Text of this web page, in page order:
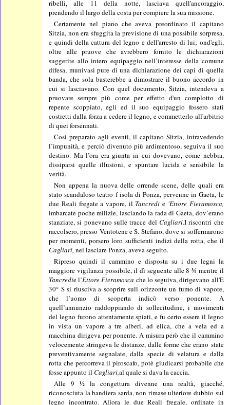
ribelli, alle 11 della notte, lasciava quell'ancoraggio,
prendendo il largo della costa per compiere la sua missione.
Certamente nel piano che aveva preordinato il capitano
Sitzia, non era sfuggita la previsione di una possibile sorpresa,
e quindi della cattura del legno e dell'arresto di lui; ond'egli,
oltre alle pruove che avrebbero fornito le dichiarazioni
suggerite allo intero equipaggio nell’interesse della comune
difesa, munivasi pure di una dichiarazione dei capi di quella
banda, che sola basterebbe a dimostrare il buono accordo in
cui si lasciavano. Con quel documento, Sitzia, intendeva a
pruovare sempre più come per effetto d'un complotto di
repente scoppiato, egli ed il suo equipaggio fossero stati
costretti dalla forza a cedere il legno, e commetterlo all'arbitrio
di quei forsennati.
Così preparato agli eventi, il capitano Sitzia, intravedendo
l’impunità, e perciò divenuto più ardimentoso, seguiva il suo
destino. Ma l’ora era giunta in cui dovevano, come nebbia,
dissiparsi quelle illusioni, e spuntare lucida e sensibile la
verità.
Non appena la nuova delle orrende scene, delle quali era
stato scandaloso teatro f isola di Ponza, pervenne in Gaeta, le
due Reali fregate a vapore, il Tancredi e 'Ettore Fieramosca,
imbarcate poche milizie, lasciando la rada di Gaeta, dov’erano
stanziate, si ponevano sulle tracce del Cagliari.I riscontri che
raccolsero, presso Ventotene e S. Stefano, dove si soffermarono
per momenti, porsero loro sufficienti indizi della rotta, che il
Cagliari, nel lasciare Ponza, aveva seguito.
Ripreso quindi il cammino e disposta su i due legni la
maggiore vigilanza possibile, il dì seguente alle 8 ¾ mentre il
Tancredie l’Ettore Fieramosca che lo seguiva, dirigevano all'E
30° S si riusciva a scoprire sull orizzonte un fumo di vapore,
che l’uomo di scoperta indicò verso ponente. A
quell’annunzio raddoppiando di sollecitudine, i movimenti
del legno furono attentamente spiati, e fu certo essere il legno
in vista un vapore a tre alberi, ad elica, che a vela ed a
macchina dirigeva per ponente. A misura però che il cammino
velocemente stringeva le distanze, dalle forme che erano state
preventivamente segnalate, dalla specie di velatura e dalla
rotta che percorreva il piroscafo, potè giudicarsi probabile che
fosse appunto ilCagliari,al quale si dava la caccia.
Alle 9 ½ la congettura divenne una realtà, giacché,
riconosciuta la bandiera sarda, non rimase ulteriore dubbio sul
legno incontrato. Allora le due Reali fregale, ordinate in